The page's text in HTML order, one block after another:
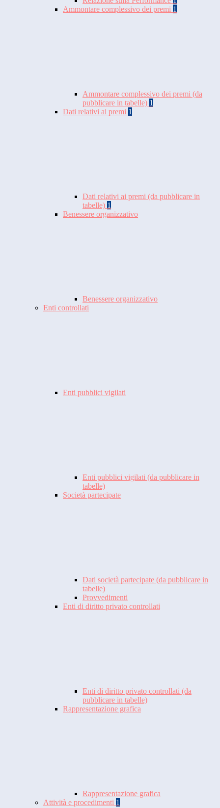
Ammontare complessivo dei premi 1
Ammontare complessivo dei premi (da
pubblicare in tabelle) 1
Dati relativi ai premi 1
Dati relativi ai premi (da pubblicare in
tabelle) 1
Benessere organizzativo
Benessere organizzativo
Enti controllati
Enti pubblici vigilati
Enti pubblici vigilati (da pubblicare in
tabelle)
Società partecipate
Dati società partecipate (da pubblicare in
tabelle)
Provvedimenti
Enti di diritto privato controllati
Enti di diritto privato controllati (da
pubblicare in tabelle)
Rappresentazione grafica
Rappresentazione grafica
Attività e procedimenti 1